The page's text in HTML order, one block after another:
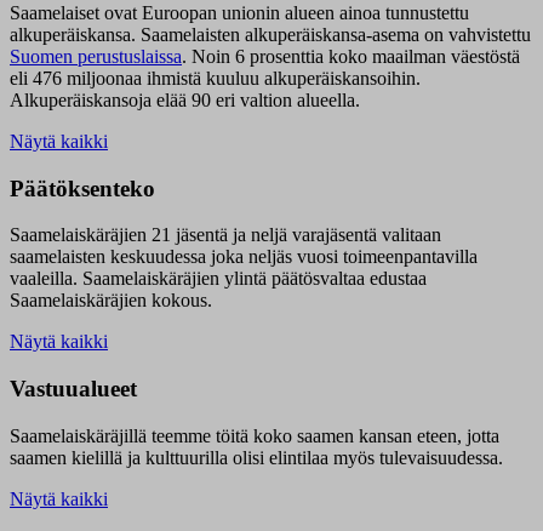
Saamelaiset ovat Euroopan unionin alueen ainoa tunnustettu
alkuperäiskansa. Saamelaisten alkuperäiskansa-asema on vahvistettu
Suomen perustuslaissa. Noin 6 prosenttia koko maailman väestöstä
eli 476 miljoonaa ihmistä kuuluu alkuperäiskansoihin.
Alkuperäiskansoja elää 90 eri valtion alueella.
Näytä kaikki
Päätöksenteko
Saamelaiskäräjien 21 jäsentä ja neljä varajäsentä valitaan
saamelaisten keskuudessa joka neljäs vuosi toimeenpantavilla
vaaleilla. Saamelaiskäräjien ylintä päätösvaltaa edustaa
Saamelaiskäräjien kokous.
Näytä kaikki
Vastuualueet
Saamelaiskäräjillä teemme töitä koko saamen kansan eteen, jotta
saamen kielillä ja kulttuurilla olisi elintilaa myös tulevaisuudessa.
Näytä kaikki